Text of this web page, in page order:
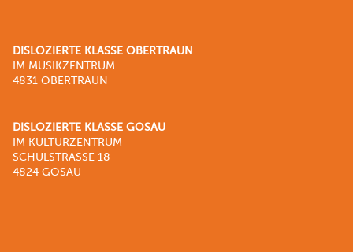
DISLOZIERTE KLASSE OBERTRAUN
IM MUSIKZENTRUM
4831 OBERTRAUN
DISLOZIERTE KLASSE GOSAU
IM KULTURZENTRUM
SCHULSTRASSE 18
4824 GOSAU